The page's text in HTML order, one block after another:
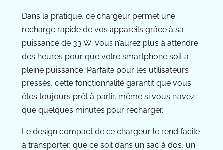
Dans la pratique, ce chargeur permet une
recharge rapide de vos appareils grâce à sa
puissance de 33 W. Vous n’aurez plus à attendre
des heures pour que votre smartphone soit à
pleine puissance. Parfaite pour les utilisateurs
pressés, cette fonctionnalité garantit que vous
êtes toujours prêt à partir, même si vous n’avez
que quelques minutes pour recharger.
Le design compact de ce chargeur le rend facile
à transporter, que ce soit dans un sac à dos, un